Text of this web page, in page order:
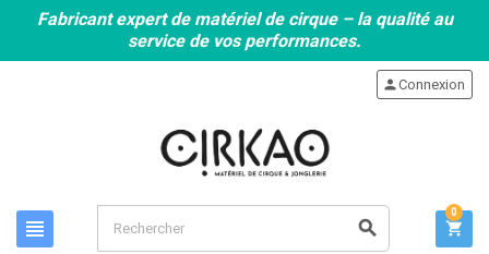
Fabricant expert de matériel de cirque – la qualité au
service de vos performances.
view_headline search
personConnexion
shopping_cart
0